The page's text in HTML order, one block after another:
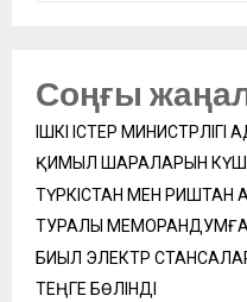
Соңғы
ІШКІ ІСТЕР
ҚИМЫЛ ШАРАЛАРЫН
ТҮРКІСТАН МЕН
ТУРАЛЫ
БИЫЛ ЭЛЕКТР
ТЕҢГЕ БӨЛІНДІ